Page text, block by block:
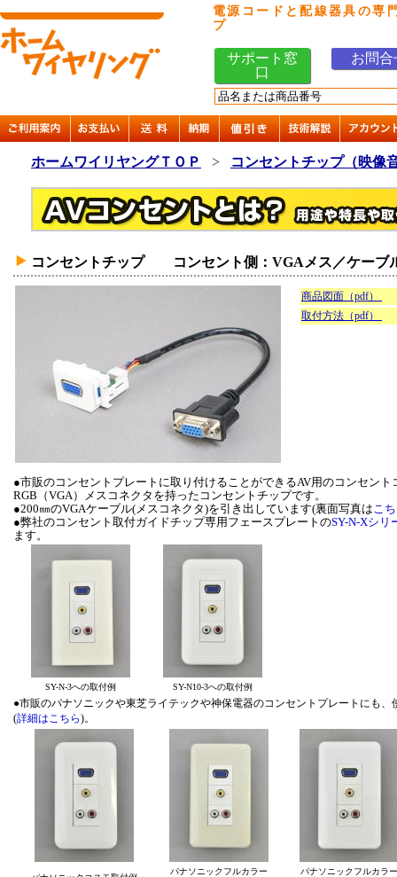
電源コードと配線器具の専
プ
サポート窓
口
お問合
ホームワイリヤングＴＯＰ > コンセントチップ（映像
コンセントチップ コンセント側：VGAメス／ケーブ
商品図面（pdf）
取付方法（pdf）
●市販のコンセントプレートに取り付けることができるAV用のコンセン
RGB（VGA）メスコネクタを持ったコンセントチップです。
●200㎜のVGAケーブル(メスコネクタ)を引き出しています(裏面写真は こ
●弊社のコンセント取付ガイドチップ専用フェースプレートのSY-N-Xシリ
ます。
SY-N-3への取付例 SY-N10-3への取付例
●市販のパナソニックや東芝ライテックや神保電器のコンセントプレートにも
(詳細はこちら)。
パナソニックフルカラー
パナソニックフルカラー